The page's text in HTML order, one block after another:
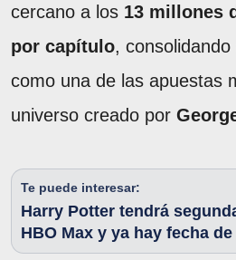
cercano a los 13 millones
por capítulo,
como una de las apuestas
universo creado por
Te puede interesar:
Harry Potter tendrá
HBO Max y ya hay fecha